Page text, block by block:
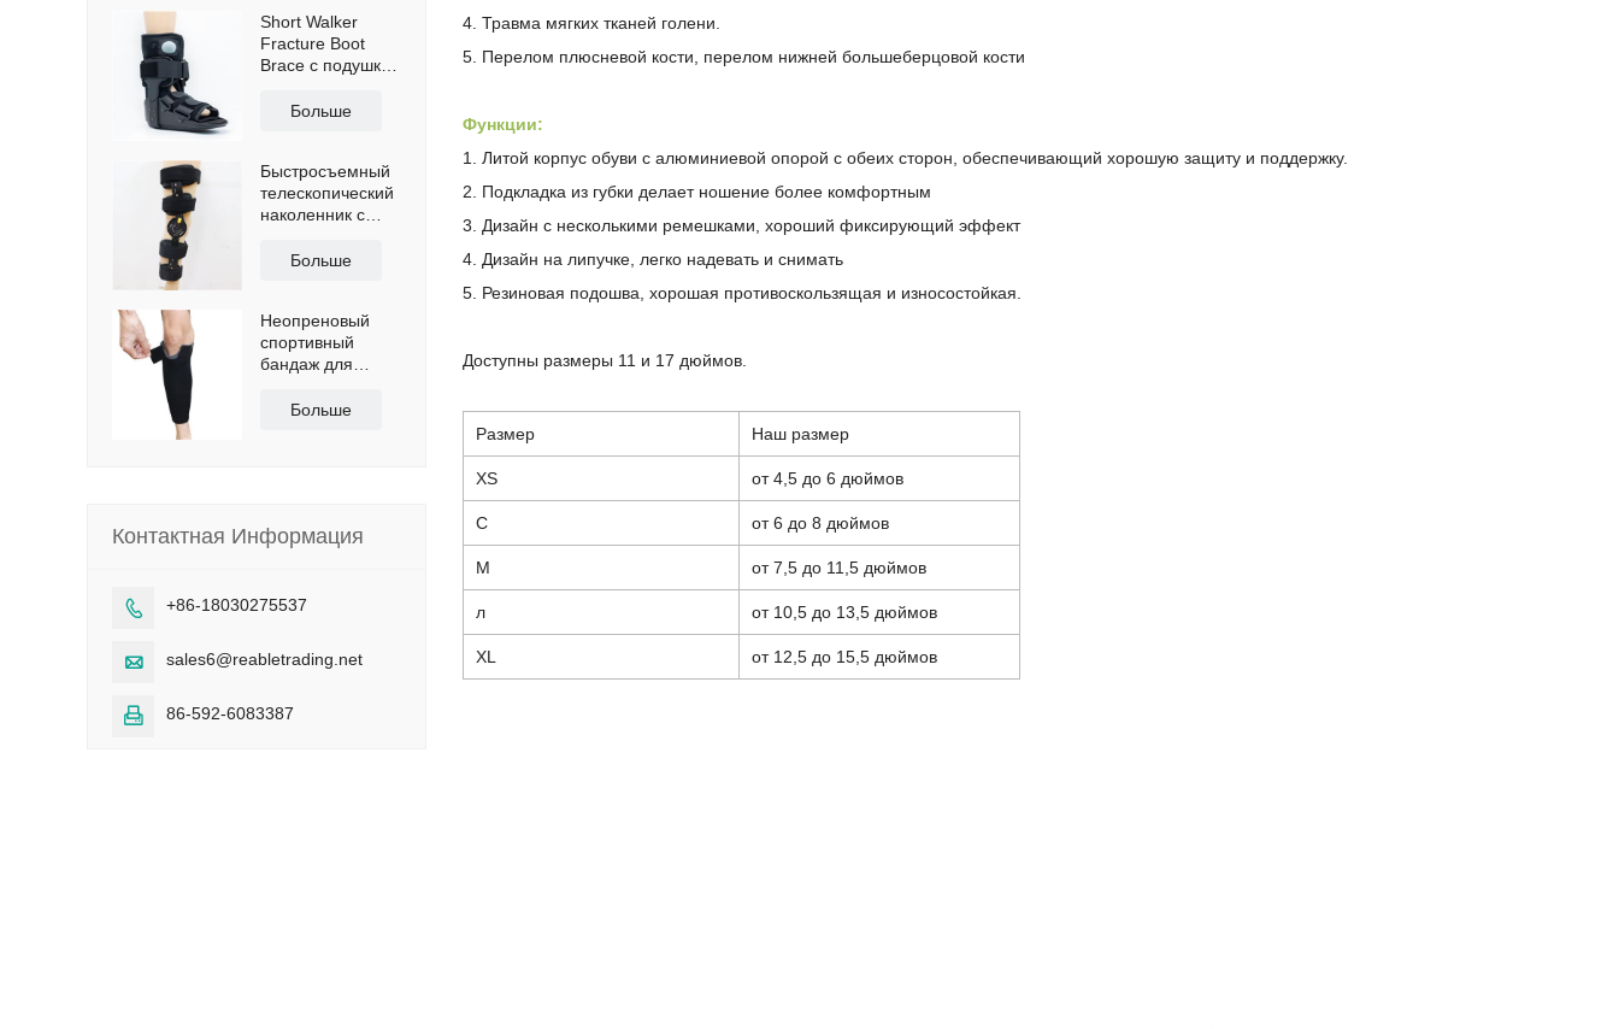
4. Травма мягких тканей голени.
5. Перелом плюсневой кости, перелом нижней большеберцовой кости
Функции:
1. Литой корпус обуви с алюминиевой опорой с обеих сторон, обеспечивающий хорошую защиту и поддержку.
2. Подкладка из губки делает ношение более комфортным
3. Дизайн с несколькими ремешками, хороший фиксирующий эффект
4. Дизайн на липучке, легко надевать и снимать
5. Резиновая подошва, хорошая противоскользящая и износостойкая.
Доступны размеры 11 и 17 дюймов.
Размер Наш размер
XS от 4,5 до 6 дюймов
С от 6 до 8 дюймов
М от 7,5 до 11,5 дюймов
л от 10,5 до 13,5 дюймов
XL от 12,5 до 15,5 дюймов
Short Walker
Fracture Boot
Brace с подушкой
Больше
Быстросъемный
телескопический
наколенник с
ремнями
Больше
Неопреновый
спортивный
бандаж для
сертификатами
Больше
Контактная Информация
 +86-18030275537
 sales6@reabletrading.net
 86-592-6083387